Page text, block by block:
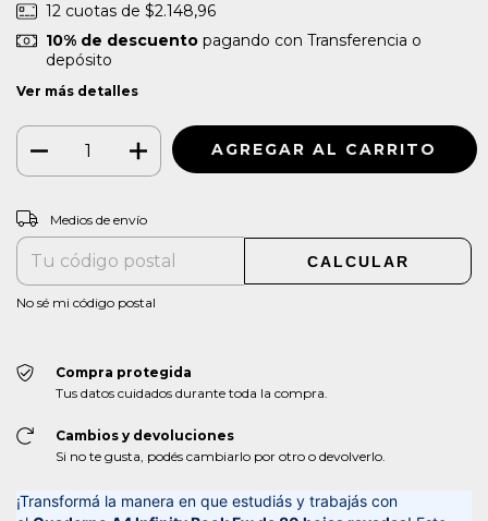
12 cuotas de $2.148,96
10% de descuentopagando con Transferencia o
depósito
Ver más detalles
Entregas para el CP:
Medios de envío
CALCULAR
No sé mi código postal
Compra protegida
Tus datos cuidados durante toda la compra.
Cambios y devoluciones
Si no te gusta, podés cambiarlo por otro o devolverlo.
¡Transformá la manera en que estudiás y trabajás con